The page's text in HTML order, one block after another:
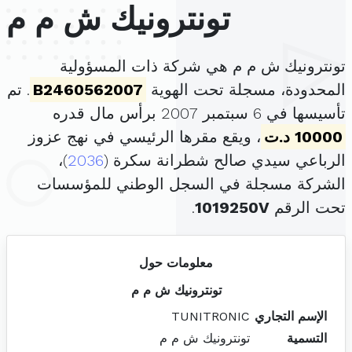
تونترونيك ش م م
تونترونيك ش م م هي شركة ذات المسؤولية
المحدودة، مسجلة تحت الهوية B2460562007 . تم
تأسيسها في 6 سبتمبر 2007 برأس مال قدره
10000 د.ت
، ويقع مقرها الرئيسي في نهج عزوز
الرباعي سيدي صالح شطرانة سكرة (2036)،
الشركة مسجلة في السجل الوطني للمؤسسات
تحت الرقم 1019250V
.
معلومات حول
تونترونيك ش م م
الإسم التجاري TUNITRONIC
التسمية
تونترونيك ش م م